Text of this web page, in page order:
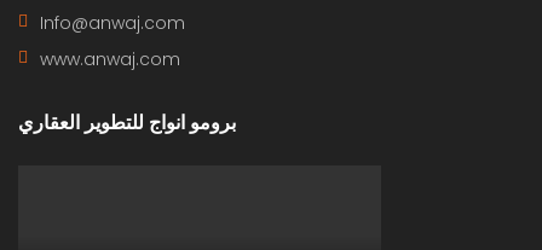
Info@anwaj.com
www.anwaj.com
برومو انواج للتطوير العقاري